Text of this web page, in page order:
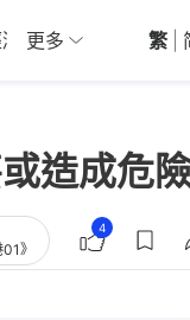
01深圳 觀
更多 繁
造成危
》
4